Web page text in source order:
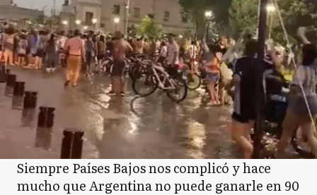
Siempre Países Bajos nos complicó y hace
mucho que Argentina no puede ganarle en 90